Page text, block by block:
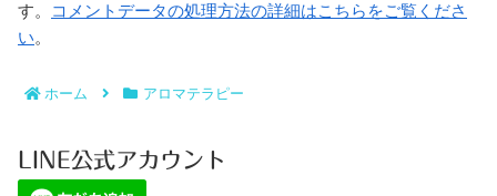
す。
コメントデータの処理方法の詳細はこちらをご覧くださ
い。
ホーム アロマテラピー
LINE公式アカウント